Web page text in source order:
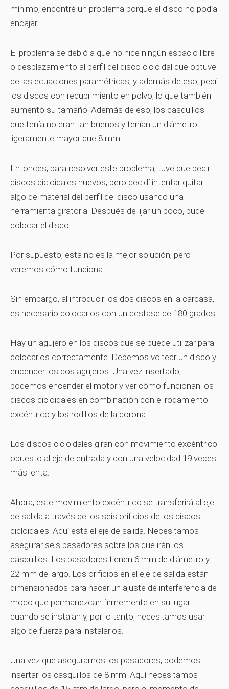
mínimo, encontré un problema porque el disco no podía
encajar.
El problema se debió a que no hice ningún espacio libre
o desplazamiento al perfil del disco cicloidal que obtuve
de las ecuaciones paramétricas, y además de eso, pedí
los discos con recubrimiento en polvo, lo que también
aumentó su tamaño. Además de eso, los casquillos
que tenía no eran tan buenos y tenían un diámetro
ligeramente mayor que 8 mm.
Entonces, para resolver este problema, tuve que pedir
discos cicloidales nuevos, pero decidí intentar quitar
algo de material del perfil del disco usando una
herramienta giratoria. Después de lijar un poco, pude
colocar el disco.
Por supuesto, esta no es la mejor solución, pero
veremos cómo funciona.
Sin embargo, al introducir los dos discos en la carcasa,
es necesario colocarlos con un desfase de 180 grados.
Hay un agujero en los discos que se puede utilizar para
colocarlos correctamente. Debemos voltear un disco y
encender los dos agujeros. Una vez insertado,
podemos encender el motor y ver cómo funcionan los
discos cicloidales en combinación con el rodamiento
excéntrico y los rodillos de la corona.
Los discos cicloidales giran con movimiento excéntrico
opuesto al eje de entrada y con una velocidad 19 veces
más lenta.
Ahora, este movimiento excéntrico se transferirá al eje
de salida a través de los seis orificios de los discos
cicloidales. Aquí está el eje de salida. Necesitamos
asegurar seis pasadores sobre los que irán los
casquillos. Los pasadores tienen 6 mm de diámetro y
22 mm de largo. Los orificios en el eje de salida están
dimensionados para hacer un ajuste de interferencia de
modo que permanezcan firmemente en su lugar
cuando se instalan y, por lo tanto, necesitamos usar
algo de fuerza para instalarlos.
Una vez que aseguramos los pasadores, podemos
insertar los casquillos de 8 mm. Aquí necesitamos